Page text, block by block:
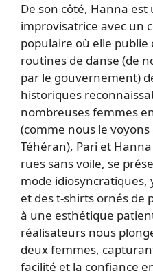
De son côté, Hanna est
improvisatrice avec un
populaire où elle
routines de danse (de
par le gouvernement)
historiques
nombreuses femmes
(comme nous le
Téhéran), Pari et
rues sans voile, se
mode idiosyncratiques,
et des t-shirts ornés de
à une esthétique
réalisateurs nous
deux femmes,
facilité et la confiance